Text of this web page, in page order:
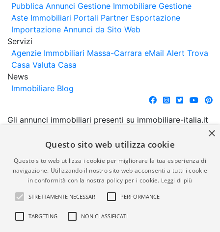
Pubblica Annunci Gestione Immobiliare Gestione
Aste Immobiliari Portali Partner Esportazione
Importazione Annunci da Sito Web
Servizi
Agenzie Immobiliari Massa-Carrara eMail Alert Trova
Casa Valuta Casa
News
Immobiliare Blog
Gli annunci immobiliari presenti su immobiliare-italia.it
costruttori. La pubblicazione degli annunci non
immobiliare-italia.it nè implica alcuna forma di
garanzia da parte di quest'ultima. immobiliare-italia.it
quindi non è responsabile della veridicità, della
correttezza, della completezza, della normativa in
materia di privacy e/o di alcun altro aspetto dei
×
Questo sito web utilizza cookie
Questo sito web utilizza i cookie per migliorare la tua esperienza di
navigazione. Utilizzando il nostro sito web acconsenti a tutti i cookie
in conformità con la nostra policy per i cookie. Leggi di più
STRETTAMENTE NECESSARI PERFORMANCE
TARGETING NON CLASSIFICATI